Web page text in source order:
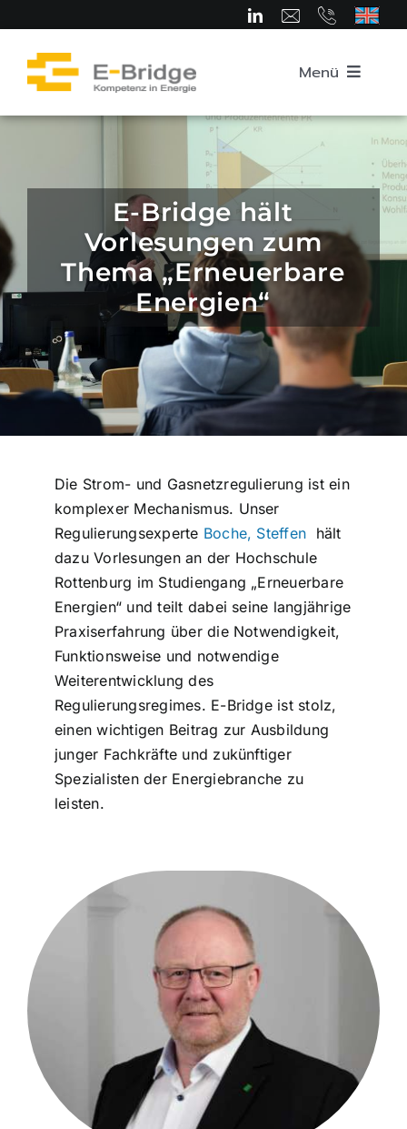
springen
Menü
Team
Kompetenzbereiche
Karriere
E-Bridge hält
Vorlesungen zum
Thema „Erneuerbare
Energien“
Die Strom- und Gasnetzregulierung ist ein
komplexer Mechanismus. Unser
Regulierungsexperte Boche, Steffen hält
dazu Vorlesungen an der Hochschule
Rottenburg im Studiengang „Erneuerbare
Energien“ und teilt dabei seine langjährige
Praxiserfahrung über die Notwendigkeit,
Funktionsweise und notwendige
Weiterentwicklung des
Regulierungsregimes. E-Bridge ist stolz,
einen wichtigen Beitrag zur Ausbildung
junger Fachkräfte und zukünftiger
Spezialisten der Energiebranche zu
leisten.